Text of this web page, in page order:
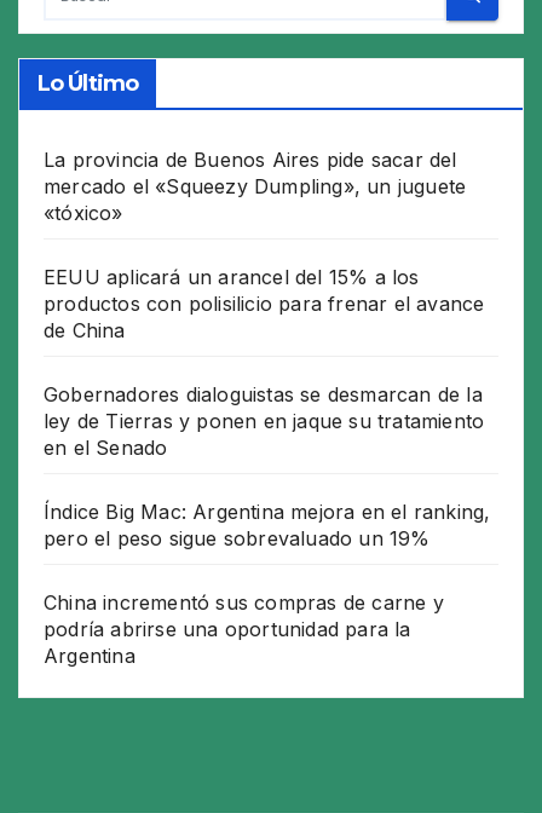
Lo Último
La provincia de Buenos Aires pide sacar del
mercado el «Squeezy Dumpling», un juguete
«tóxico»
EEUU aplicará un arancel del 15% a los
productos con polisilicio para frenar el avance
de China
Gobernadores dialoguistas se desmarcan de la
ley de Tierras y ponen en jaque su tratamiento
en el Senado
Índice Big Mac: Argentina mejora en el ranking,
pero el peso sigue sobrevaluado un 19%
China incrementó sus compras de carne y
podría abrirse una oportunidad para la
Argentina